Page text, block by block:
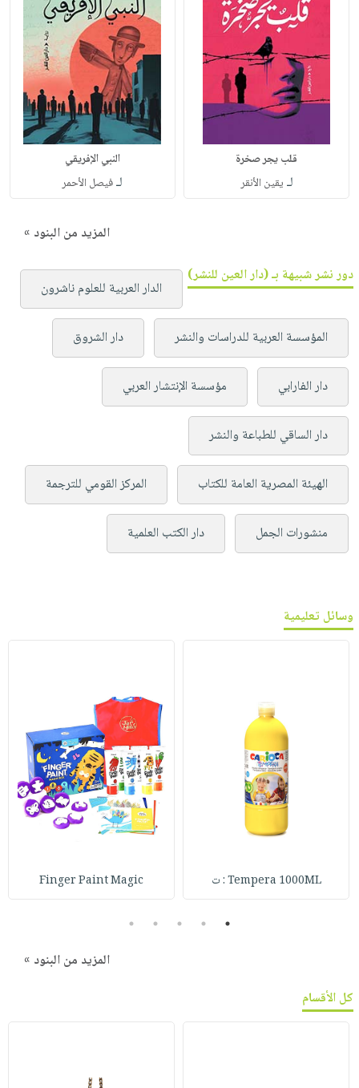
قلب يجر صخرة
لـ يقين الأنقر
النبي الإفريقي
لـفيصل الأحمر
المزيد من البنود »
دور نشر شبيهة بـ (دار العين للنشر)
الدار العربية للعلوم ناشرون
المؤسسة العربية للدراسات والنشر دار الشروق
دار الفارابي مؤسسة الإنتشار العربي
دار الساقي للطباعة والنشر
الهيئة المصرية العامة للكتاب المركز القومي للترجمة
منشورات الجمل دار الكتب العلمية
وسائل تعليمية
Tempera 1000ML : ت Finger Paint Magic
1
2
3
4
5
المزيد من البنود »
كل الأقسام